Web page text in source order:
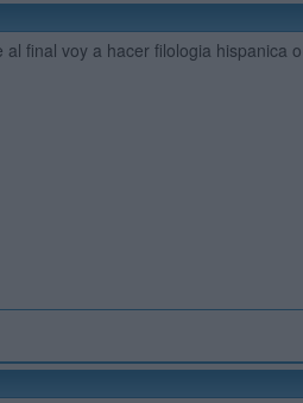
al final voy a hacer filologia hispanica